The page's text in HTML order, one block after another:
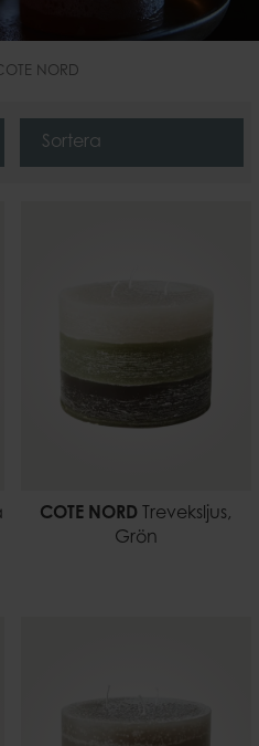
NORD
Sortera
COTE NORD Treveksljus,
Grön